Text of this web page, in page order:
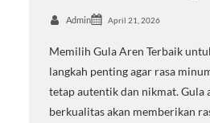
Admin April 21, 2026
Memilih Gula Aren Terbaik
langkah penting agar rasa
tetap autentik dan nikmat. Gula
berkualitas akan memberikan